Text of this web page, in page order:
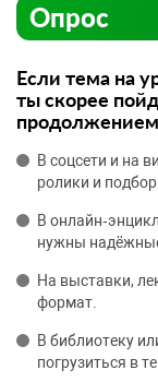
Опрос
Если тема на
ты скорее
В соцсети и на
ролики и
В
нужны
На выставки,
формат.
В библиотеку
погрузиться в